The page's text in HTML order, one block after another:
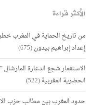
الأكثر قراءة
من تاريخ الحماية في المغرب
إعداد إبراهيم بيدون(675)
الاستعمار شجع الدعارة
الحضرية المغربية(522)
حدود المغرب بين مطالب حزب